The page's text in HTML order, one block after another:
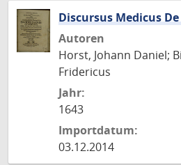
Discursus Medicus
Autoren
Horst, Johann Daniel;
Fridericus
Jahr:
1643
Importdatum:
03.12.2014